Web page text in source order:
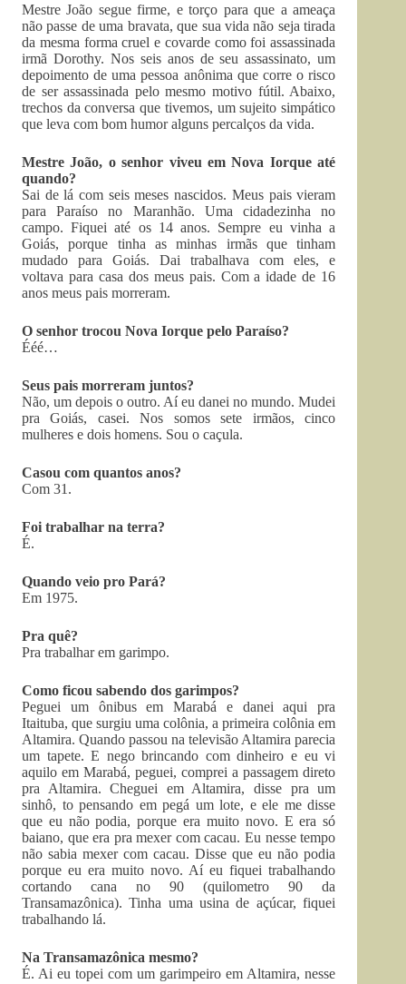
Mestre João segue firme, e torço para que a ameaça
não passe de uma bravata, que sua vida não seja tirada
da mesma forma cruel e covarde como foi assassinada
irmã Dorothy. Nos seis anos de seu assassinato, um
depoimento de uma pessoa anônima que corre o risco
de ser assassinada pelo mesmo motivo fútil. Abaixo,
trechos da conversa que tivemos, um sujeito simpático
que leva com bom humor alguns percalços da vida.
Mestre João, o senhor viveu em Nova Iorque até
quando?
Sai de lá com seis meses nascidos. Meus pais vieram
para Paraíso no Maranhão. Uma cidadezinha no
campo. Fiquei até os 14 anos. Sempre eu vinha a
Goiás, porque tinha as minhas irmãs que tinham
mudado para Goiás. Dai trabalhava com eles, e
voltava para casa dos meus pais. Com a idade de 16
anos meus pais morreram.
O senhor trocou Nova Iorque pelo Paraíso?
Ééé…
Seus pais morreram juntos?
Não, um depois o outro. Aí eu danei no mundo. Mudei
pra Goiás, casei. Nos somos sete irmãos, cinco
mulheres e dois homens. Sou o caçula.
Casou com quantos anos?
Com 31.
Foi trabalhar na terra?
É.
Quando veio pro Pará?
Em 1975.
Pra quê?
Pra trabalhar em garimpo.
Como ficou sabendo dos garimpos?
Peguei um ônibus em Marabá e danei aqui pra
Itaituba, que surgiu uma colônia, a primeira colônia em
Altamira. Quando passou na televisão Altamira parecia
um tapete. E nego brincando com dinheiro e eu vi
aquilo em Marabá, peguei, comprei a passagem direto
pra Altamira. Cheguei em Altamira, disse pra um
sinhô, to pensando em pegá um lote, e ele me disse
que eu não podia, porque era muito novo. E era só
baiano, que era pra mexer com cacau. Eu nesse tempo
não sabia mexer com cacau. Disse que eu não podia
porque eu era muito novo. Aí eu fiquei trabalhando
cortando cana no 90 (quilometro 90 da
Transamazônica). Tinha uma usina de açúcar, fiquei
trabalhando lá.
Na Transamazônica mesmo?
É. Ai eu topei com um garimpeiro em Altamira, nesse